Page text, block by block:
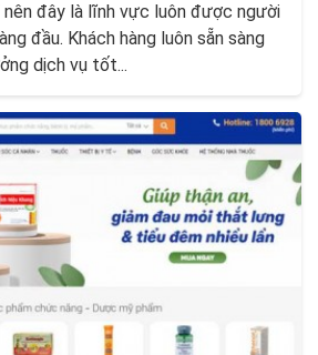
nên đây là lĩnh vực luôn được người
đầu. Khách hàng luôn sẵn sàng
dịch vụ tốt...